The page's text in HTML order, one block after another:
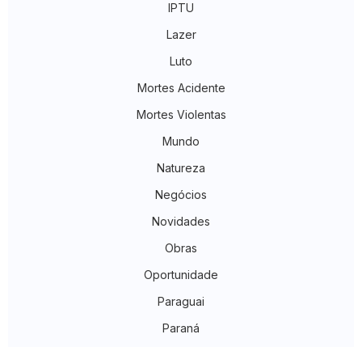
IPTU
Lazer
Luto
Mortes Acidente
Mortes Violentas
Mundo
Natureza
Negócios
Novidades
Obras
Oportunidade
Paraguai
Paraná